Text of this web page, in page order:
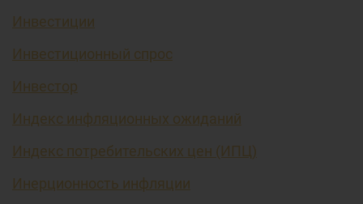
Инвестиции
Инвестиционный спрос
Инвестор
Индекс инфляционных ожиданий
Индекс потребительских цен (ИПЦ)
Инерционность инфляции